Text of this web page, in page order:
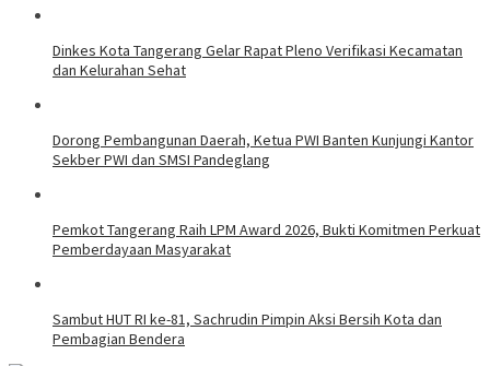
Dinkes Kota Tangerang Gelar Rapat Pleno Verifikasi Kecamatan
dan Kelurahan Sehat
Dorong Pembangunan Daerah, Ketua PWI Banten Kunjungi Kantor
Sekber PWI dan SMSI Pandeglang
Pemkot Tangerang Raih LPM Award 2026, Bukti Komitmen Perkuat
Pemberdayaan Masyarakat
Sambut HUT RI ke-81, Sachrudin Pimpin Aksi Bersih Kota dan
Pembagian Bendera